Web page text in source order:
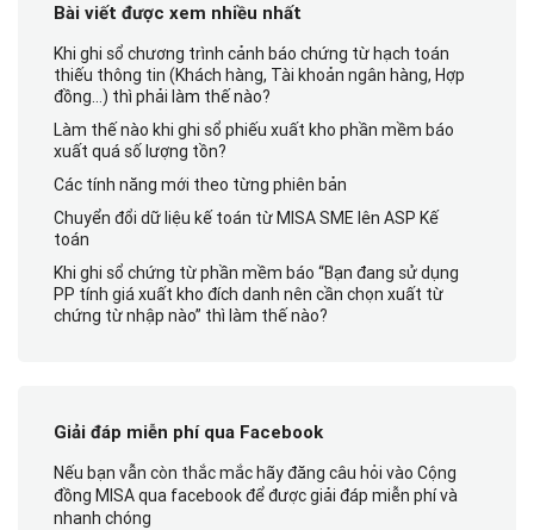
Bài viết được xem nhiều nhất
Khi ghi sổ chương trình cảnh báo chứng từ hạch toán
thiếu thông tin (Khách hàng, Tài khoản ngân hàng, Hợp
đồng…) thì phải làm thế nào?
Làm thế nào khi ghi sổ phiếu xuất kho phần mềm báo
xuất quá số lượng tồn?
Các tính năng mới theo từng phiên bản
Chuyển đổi dữ liệu kế toán từ MISA SME lên ASP Kế
toán
Khi ghi sổ chứng từ phần mềm báo “Bạn đang sử dụng
PP tính giá xuất kho đích danh nên cần chọn xuất từ
chứng từ nhập nào” thì làm thế nào?
Giải đáp miễn phí qua Facebook
Nếu bạn vẫn còn thắc mắc hãy đăng câu hỏi vào Cộng
đồng MISA qua facebook để được giải đáp miễn phí và
nhanh chóng